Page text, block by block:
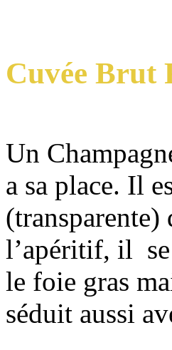
Cuvée Brut
Un
a sa place. Il
(transparente)
l’apéritif, il se
le foie gras
séduit aussi